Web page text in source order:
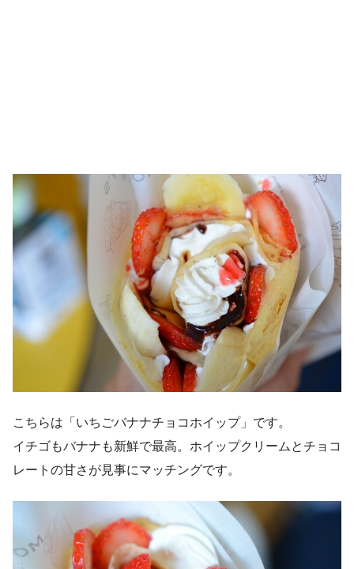
こちらは「いちごバナナチョコホイップ」です。
イチゴもバナナも新鮮で最高。ホイップクリームとチョコ
レートの甘さが見事にマッチングです。